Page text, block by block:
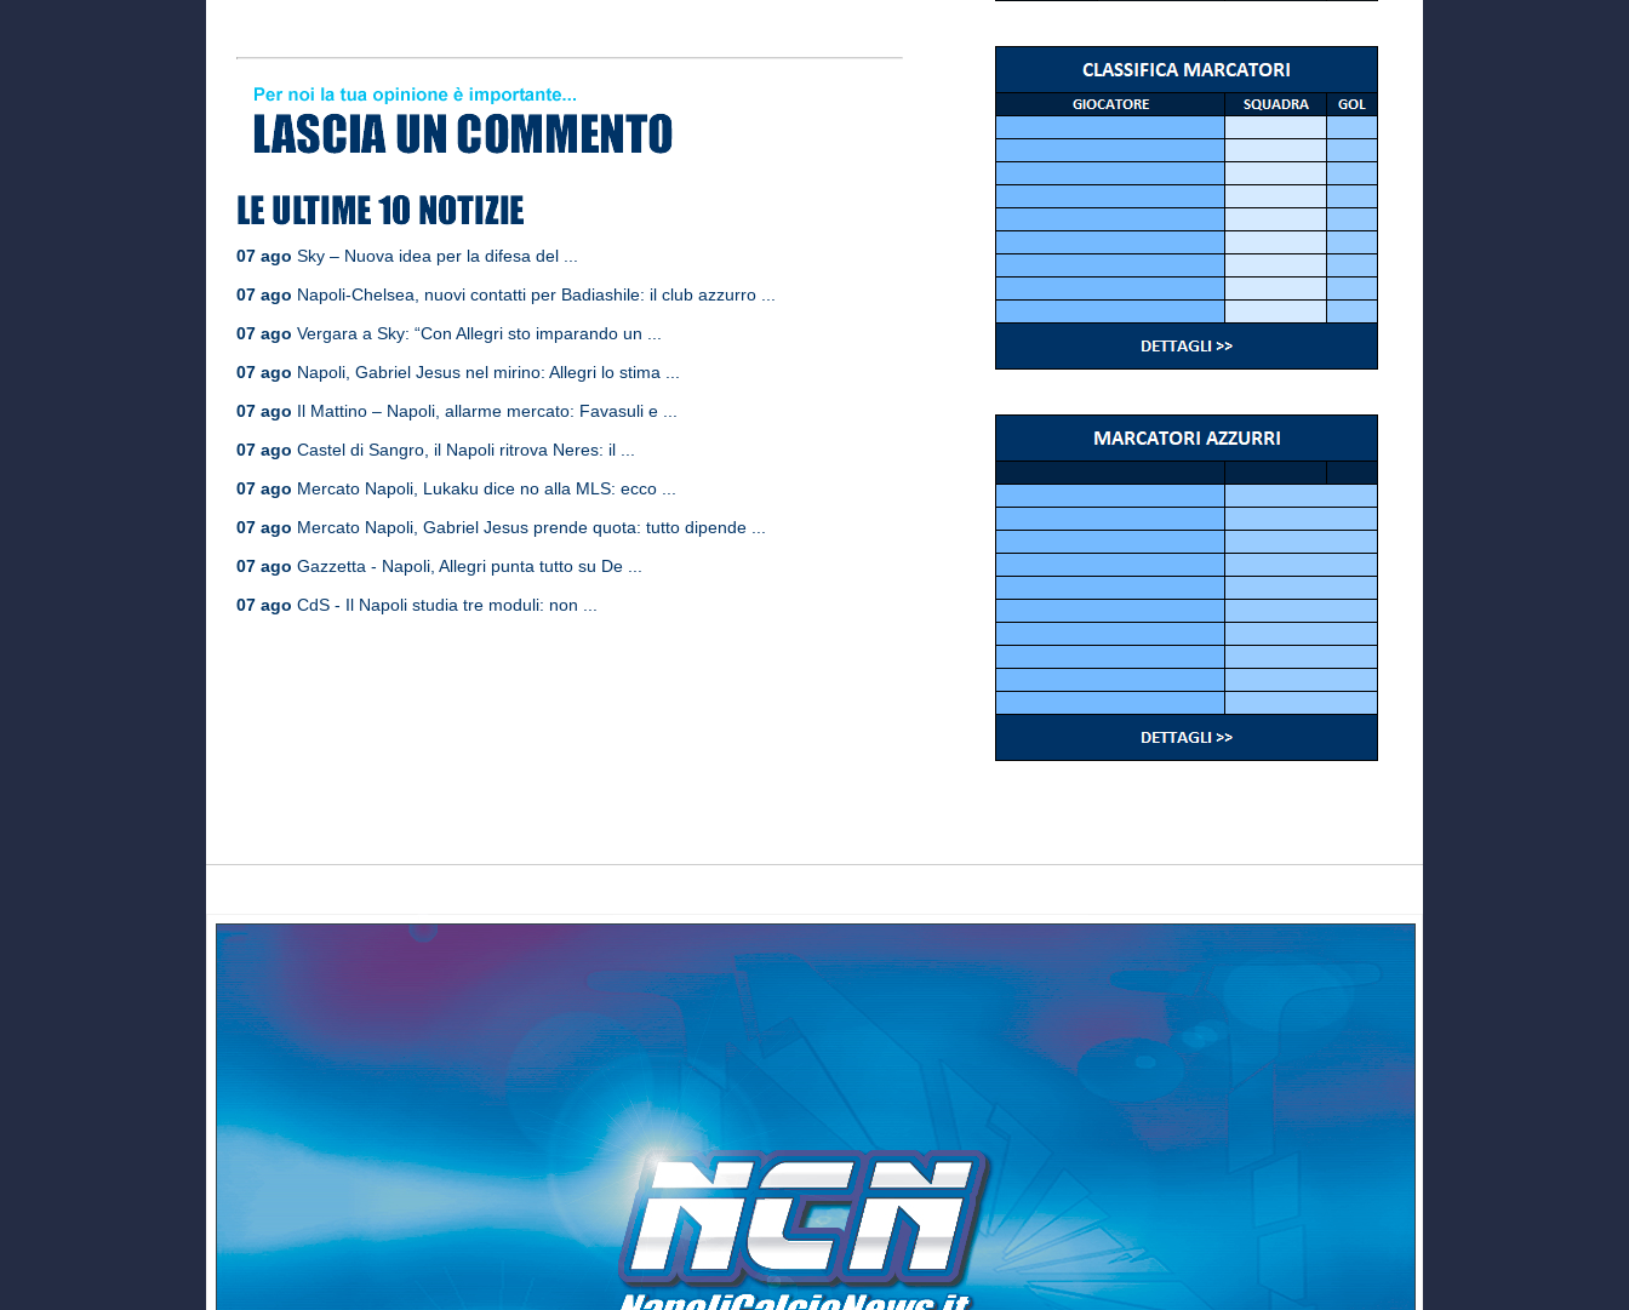
07 ago Sky – Nuova idea per la difesa del ...
07 ago Napoli-Chelsea, nuovi contatti per Badiashile: il club azzurro ...
07 ago Vergara a Sky: “Con Allegri sto imparando un ...
07 ago Napoli, Gabriel Jesus nel mirino: Allegri lo stima ...
07 ago Il Mattino – Napoli, allarme mercato: Favasuli e ...
07 ago Castel di Sangro, il Napoli ritrova Neres: il ...
07 ago Mercato Napoli, Lukaku dice no alla MLS: ecco ...
07 ago Mercato Napoli, Gabriel Jesus prende quota: tutto dipende ...
07 ago Gazzetta - Napoli, Allegri punta tutto su De ...
07 ago CdS - Il Napoli studia tre moduli: non ...